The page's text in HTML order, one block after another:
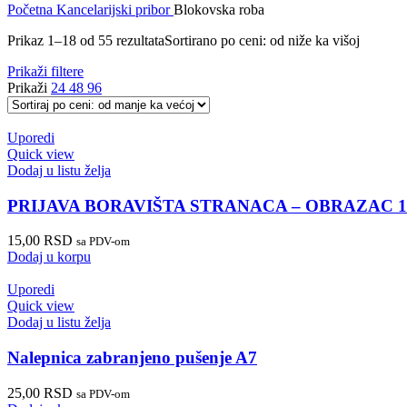
Početna Kancelarijski priborBlokovska roba
Prikaz 1–18 od 55 rezultataSortirano po ceni: od niže ka višoj
Prikaži filtere
Prikaži 24 48 96
Uporedi
Quick view
Dodaj u listu želja
PRIJAVA BORAVIŠTA STRANACA – OBRAZAC
15,00 RSD sa PDV-om
Dodaj u korpu
Uporedi
Quick view
Dodaj u listu želja
Nalepnica zabranjeno pušenje A7
25,00 RSD sa PDV-om